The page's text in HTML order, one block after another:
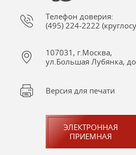
Телефон доверия:
(495) 224-2222
107031, г.Москва,
ул.Большая Лубянка,
Версия для печати
ЭЛЕКТРОННАЯ
ПРИЕМНАЯ